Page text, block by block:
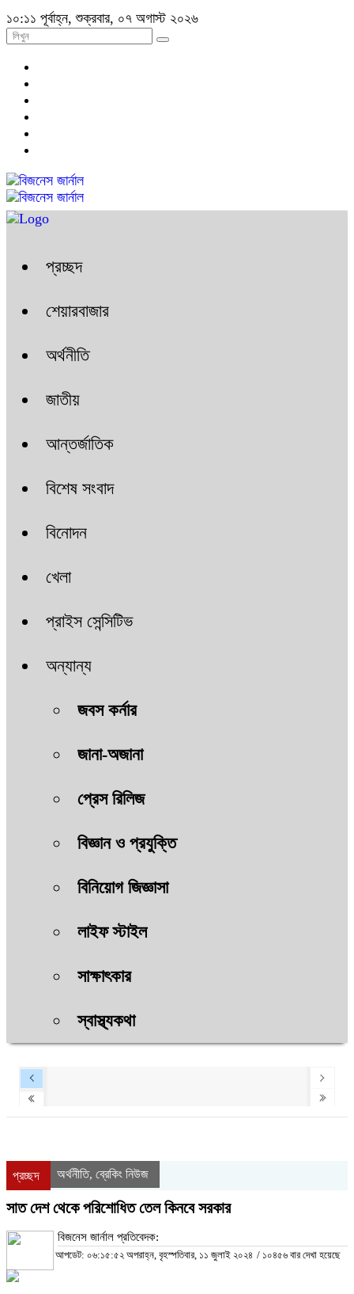
১০:১১ পূর্বাহ্ন, শুক্রবার, ০৭ অগাস্ট ২০২৬
প্রচ্ছদ
শেয়ারবাজার
অর্থনীতি
জাতীয়
আন্তর্জাতিক
বিশেষ সংবাদ
বিনোদন
খেলা
প্রাইস সেন্সিটিভ
অন্যান্য
জবস কর্নার
জানা-অজানা
প্রেস রিলিজ
বিজ্ঞান ও প্রযুক্তি
বিনিয়োগ জিজ্ঞাসা
লাইফ স্টাইল
সাক্ষাৎকার
স্বাস্থ্যকথা
প্রচ্ছদ অর্থনীতি, ব্রেকিং নিউজ
সাত দেশ থেকে পরিশোধিত তেল কিনবে সরকার
বিজনেস জার্নাল প্রতিবেদক:
আপডেট: ০৬:১৫:৫২ অপরাহ্ন, বৃহস্পতিবার, ১১ জুলাই ২০২৪ / ১০৪৫৬ বার দেখা হয়েছে